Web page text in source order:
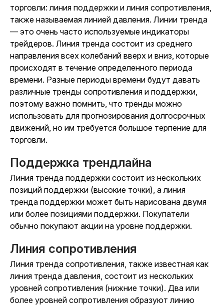
торговли: линия поддержки и линия сопротивления,
также называемая линией давления. Линии тренда
— это очень часто используемые индикаторы
трейдеров. Линия тренда состоит из среднего
направления всех колебаний вверх и вниз, которые
происходят в течение определенного периода
времени. Разные периоды времени будут давать
различные тренды сопротивления и поддержки,
поэтому важно помнить, что тренды можно
использовать для прогнозирования долгосрочных
движений, но им требуется большое терпение для
торговли.
Поддержка трендлайна
Линия тренда поддержки состоит из нескольких
позиций поддержки (высокие точки), а линия
тренда поддержки может быть нарисована двумя
или более позициями поддержки. Покупатели
обычно покупают акции на уровне поддержки.
Линия сопротивления
Линия тренда сопротивления, также известная как
линия тренда давления, состоит из нескольких
уровней сопротивления (нижние точки). Два или
более уровней сопротивления образуют линию